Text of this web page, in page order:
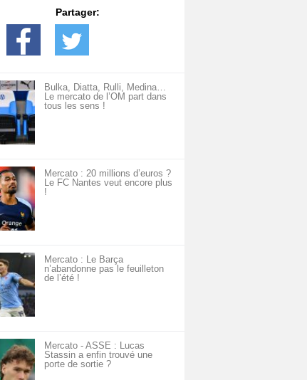
Partager:
Bulka, Diatta, Rulli, Medina…
Le mercato de l’OM part dans
tous les sens !
Mercato : 20 millions d’euros ?
Le FC Nantes veut encore plus
!
Mercato : Le Barça
n’abandonne pas le feuilleton
de l’été !
Mercato - ASSE : Lucas
Stassin a enfin trouvé une
porte de sortie ?